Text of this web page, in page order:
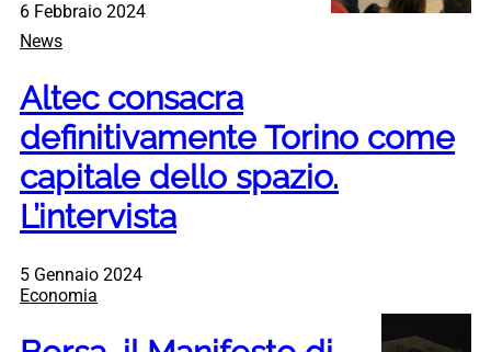
6 Febbraio 2024
News
Altec consacra
definitivamente Torino come
capitale dello spazio.
L’intervista
5 Gennaio 2024
Economia